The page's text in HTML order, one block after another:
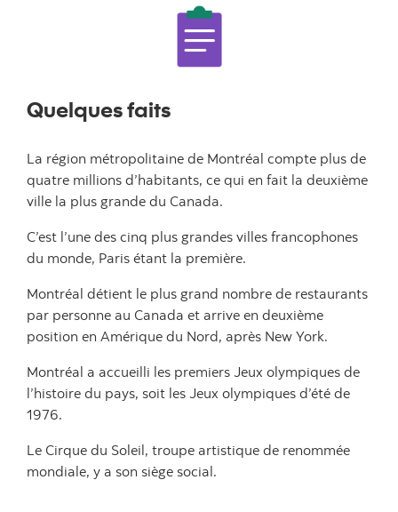
Quelques faits
La région métropolitaine de Montréal compte plus de
quatre millions d’habitants, ce qui en fait la deuxième
ville la plus grande du Canada.
C’est l’une des cinq plus grandes villes francophones
du monde, Paris étant la première.
Montréal détient le plus grand nombre de restaurants
par personne au Canada et arrive en deuxième
position en Amérique du Nord, après New York.
Montréal a accueilli les premiers Jeux olympiques de
l’histoire du pays, soit les Jeux olympiques d’été de
1976.
Le Cirque du Soleil, troupe artistique de renommée
mondiale, y a son siège social.